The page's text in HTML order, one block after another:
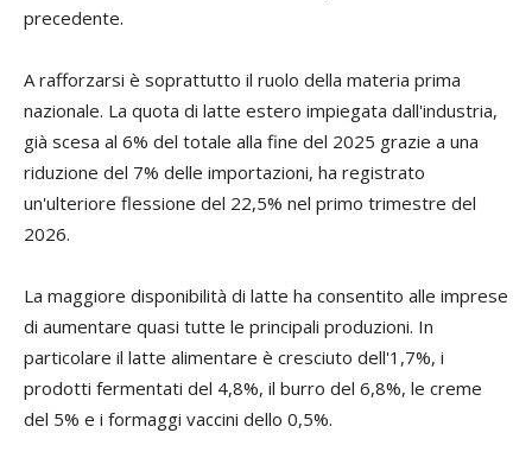
precedente.
A rafforzarsi è soprattutto il ruolo della materia prima
nazionale. La quota di latte estero impiegata dall'industria,
già scesa al 6% del totale alla fine del 2025 grazie a una
riduzione del 7% delle importazioni, ha registrato
un'ulteriore flessione del 22,5% nel primo trimestre del
2026.
La maggiore disponibilità di latte ha consentito alle imprese
di aumentare quasi tutte le principali produzioni. In
particolare il latte alimentare è cresciuto dell'1,7%, i
prodotti fermentati del 4,8%, il burro del 6,8%, le creme
del 5% e i formaggi vaccini dello 0,5%.